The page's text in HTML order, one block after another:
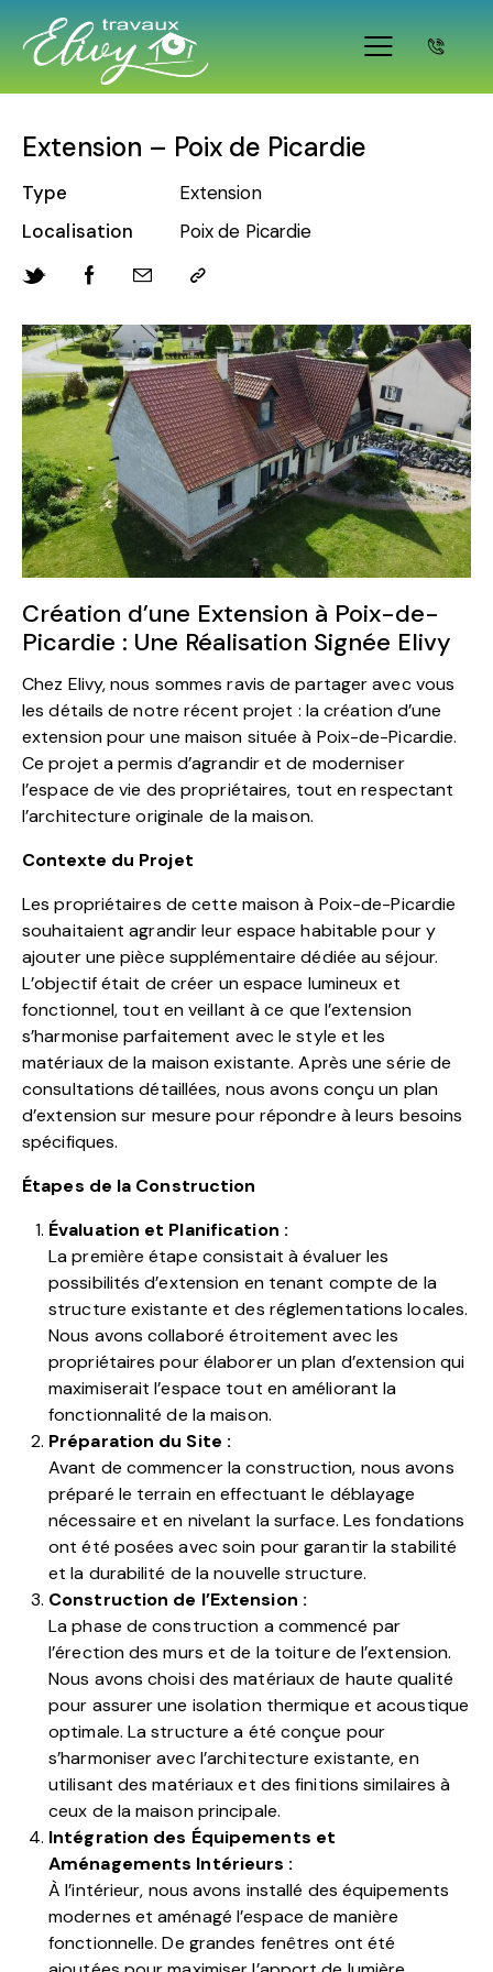
Extension – Poix de Picardie
Création d’une Extension à Poix-de-
Picardie : Une Réalisation Signée Elivy
Chez Elivy, nous sommes ravis de partager avec vous
les détails de notre récent projet : la création d’une
extension pour une maison située à Poix-de-Picardie.
Ce projet a permis d’agrandir et de moderniser
l’espace de vie des propriétaires, tout en respectant
l’architecture originale de la maison.
Contexte du Projet
Les propriétaires de cette maison à Poix-de-Picardie
souhaitaient agrandir leur espace habitable pour y
ajouter une pièce supplémentaire dédiée au séjour.
L’objectif était de créer un espace lumineux et
fonctionnel, tout en veillant à ce que l’extension
s’harmonise parfaitement avec le style et les
matériaux de la maison existante. Après une série de
consultations détaillées, nous avons conçu un plan
d’extension sur mesure pour répondre à leurs besoins
spécifiques.
Étapes de la Construction
Évaluation et Planification :
La première étape consistait à évaluer les
possibilités d’extension en tenant compte de la
structure existante et des réglementations locales.
Nous avons collaboré étroitement avec les
propriétaires pour élaborer un plan d’extension qui
maximiserait l’espace tout en améliorant la
fonctionnalité de la maison.
Préparation du Site :
Avant de commencer la construction, nous avons
préparé le terrain en effectuant le déblayage
nécessaire et en nivelant la surface. Les fondations
ont été posées avec soin pour garantir la stabilité
et la durabilité de la nouvelle structure.
Construction de l’Extension :
La phase de construction a commencé par
l’érection des murs et de la toiture de l’extension.
Nous avons choisi des matériaux de haute qualité
pour assurer une isolation thermique et acoustique
optimale. La structure a été conçue pour
s’harmoniser avec l’architecture existante, en
utilisant des matériaux et des finitions similaires à
ceux de la maison principale.
Intégration des Équipements et
Aménagements Intérieurs :
À l’intérieur, nous avons installé des équipements
modernes et aménagé l’espace de manière
fonctionnelle. De grandes fenêtres ont été
Type
Extension
Localisation
Poix de Picardie